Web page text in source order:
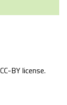
BY license.